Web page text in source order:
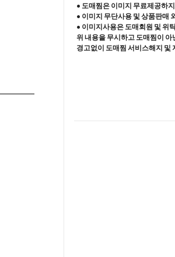
• 도매찜은 이미지 무료제공하
• 이미지 무단사용 및 상품판매
• 이미지사용은 도매회원 및 위
위 내용을 무시하고 도매찜이
경고없이 도매찜 서비스해지 및